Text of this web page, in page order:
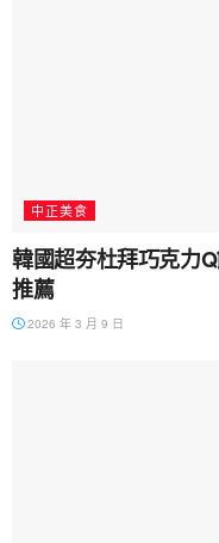
中正美食
韓國超夯杜拜巧克力
推薦
2026 年 3 月 9 日